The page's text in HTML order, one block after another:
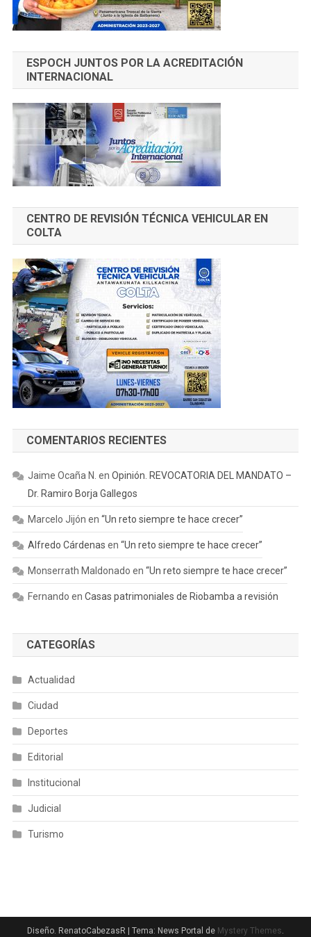
ESPOCH JUNTOS POR LA ACREDITACIÓN
INTERNACIONAL
CENTRO DE REVISIÓN TÉCNICA VEHICULAR EN
COLTA
COMENTARIOS RECIENTES
Jaime Ocaña N. en Opinión. REVOCATORIA DEL MANDATO –
Dr. Ramiro Borja Gallegos
Marcelo Jijón en “Un reto siempre te hace crecer”
Alfredo Cárdenas en “Un reto siempre te hace crecer”
Monserrath Maldonado en “Un reto siempre te hace crecer”
Fernando en Casas patrimoniales de Riobamba a revisión
CATEGORÍAS
Actualidad
Ciudad
Deportes
Editorial
Institucional
Judicial
Turismo
Diseño. RenatoCabezasR Tema: News Portal de Mystery Themes.